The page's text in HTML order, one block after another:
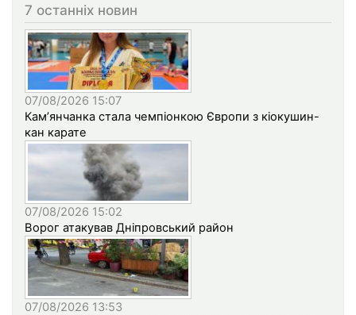
7 останніх новин
07/08/2026 15:07
Кам’янчанка стала чемпіонкою Європи з кіокушин-
кан карате
07/08/2026 15:02
Ворог атакував Дніпровський район
07/08/2026 13:53